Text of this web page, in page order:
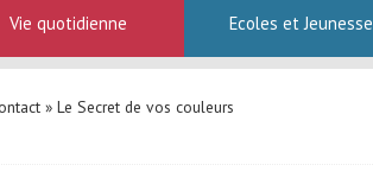
Vie quotidienne Ecoles et Jeunesse
» Le Secret de vos couleurs